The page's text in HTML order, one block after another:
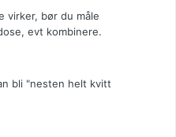
virker, bør du måle
evt kombinere.
bli "nesten helt kvitt